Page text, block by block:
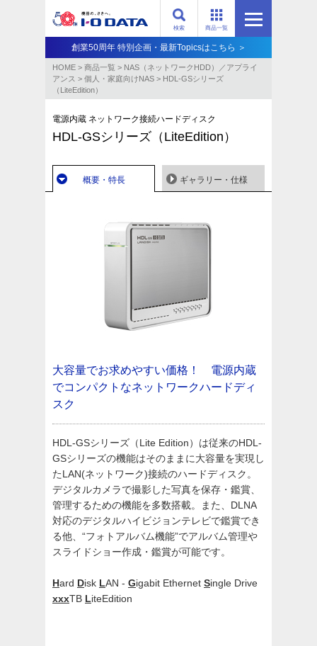
商品一覧
検索
創業50周年 特別企画・最新Topicsはこちら ＞
HOME > 商品一覧 > NAS（ネットワークHDD）／アプライ
アンス​ > 個人・家庭向けNAS > HDL-GSシリーズ
（LiteEdition）
電源内蔵 ネットワーク接続ハードディスク
HDL-GSシリーズ（LiteEdition）
概要・特長 ギャラリー・仕様
大容量でお求めやすい価格！ 電源内蔵
でコンパクトなネットワークハードディ
スク
HDL-GSシリーズ（Lite Edition）は従来のHDL-
GSシリーズの機能はそのままに大容量を実現し
たLAN(ネットワーク)接続のハードディスク。
デジタルカメラで撮影した写真を保存・鑑賞、
管理するための機能を多数搭載。また、DLNA
対応のデジタルハイビジョンテレビで鑑賞でき
る他、“フォトアルバム機能”でアルバム管理や
スライドショー作成・鑑賞が可能です。
Hard Disk LAN - Gigabit Ethernet Single Drive
xxxTB LiteEdition